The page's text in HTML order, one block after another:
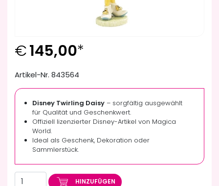
€145,00*
Artikel-Nr. 843564
Disney Twirling Daisy – sorgfältig ausgewählt
für Qualität und Geschenkwert.
Offiziell lizenzierter Disney-Artikel von Magica
World.
Ideal als Geschenk, Dekoration oder
Sammlerstück.
HINZUFÜGEN